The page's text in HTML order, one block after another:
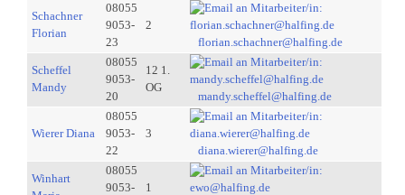
Schachner
Florian
08055
9053-
23
2
florian.schachner@halfing.de
Scheffel
Mandy
08055
9053-
20
12 1.
OG
mandy.scheffel@halfing.de
Wierer Diana
08055
9053-
22
3
diana.wierer@halfing.de
Winhart
08055
9053-
1